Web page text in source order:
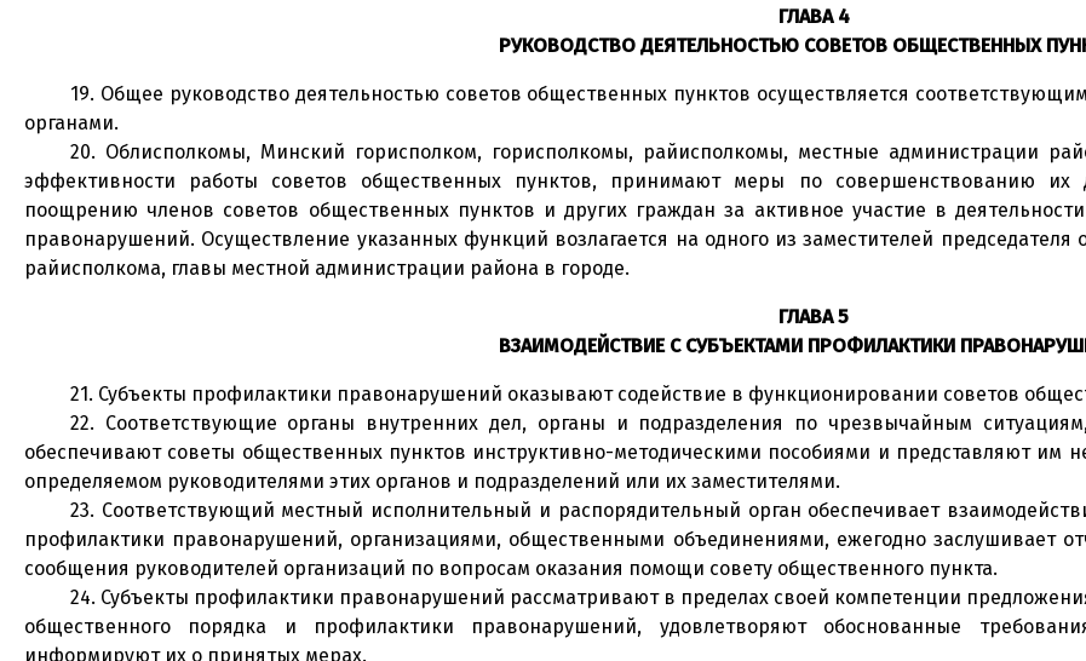
ГЛАВА 4
РУКОВОДСТВО ДЕЯТЕЛЬНОСТЬЮ СОВЕТОВ ОБЩЕСТВЕННЫХ
19. Общее руководство деятельностью советов общественных пунктов осуществляется
органами.
20. Облисполкомы, Минский горисполком, горисполкомы, райисполкомы, местные администрации
эффективности работы советов общественных пунктов, принимают меры по совершенствованию их
поощрению членов советов общественных пунктов и других граждан за активное участие в
правонарушений. Осуществление указанных функций возлагается на одного из заместителей
райисполкома, главы местной администрации района в городе.
ГЛАВА 5
ВЗАИМОДЕЙСТВИЕ С СУБЪЕКТАМИ ПРОФИЛАКТИКИ
21. Субъекты профилактики правонарушений оказывают содействие в функционировании советов
22. Соответствующие органы внутренних дел, органы и подразделения по чрезвычайным
обеспечивают советы общественных пунктов инструктивно-методическими пособиями и представляют им
определяемом руководителями этих органов и подразделений или их заместителями.
23. Соответствующий местный исполнительный и распорядительный орган обеспечивает
профилактики правонарушений, организациями, общественными объединениями, ежегодно заслушивает
сообщения руководителей организаций по вопросам оказания помощи совету общественного пункта.
24. Субъекты профилактики правонарушений рассматривают в пределах своей компетенции
общественного порядка и профилактики правонарушений, удовлетворяют обоснованные
информируют их о принятых мерах.